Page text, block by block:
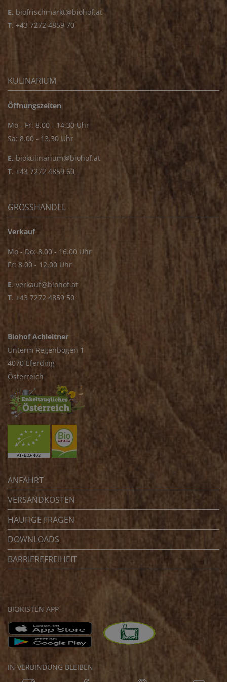
E. biofrischmarkt@biohof.at
T. +43 7272 4859 70
KULINARIUM
Öffnungszeiten
Mo - Fr: 8.00 - 14.30 Uhr
Sa: 8.00 - 13.30 Uhr
E. biokulinarium@biohof.at
T. +43 7272 4859 60
GROSSHANDEL
Verkauf
Mo - Do: 8.00 - 16.00 Uhr
Fr: 8.00 - 12.00 Uhr
E. verkauf@biohof.at
T. +43 7272 4859 50
Biohof Achleitner
Unterm Regenbogen 1
4070 Eferding
Österreich
ANFAHRT
VERSANDKOSTEN
HÄUFIGE FRAGEN
DOWNLOADS
BARRIEREFREIHEIT
BIOKISTEN APP
IN VERBINDUNG BLEIBEN